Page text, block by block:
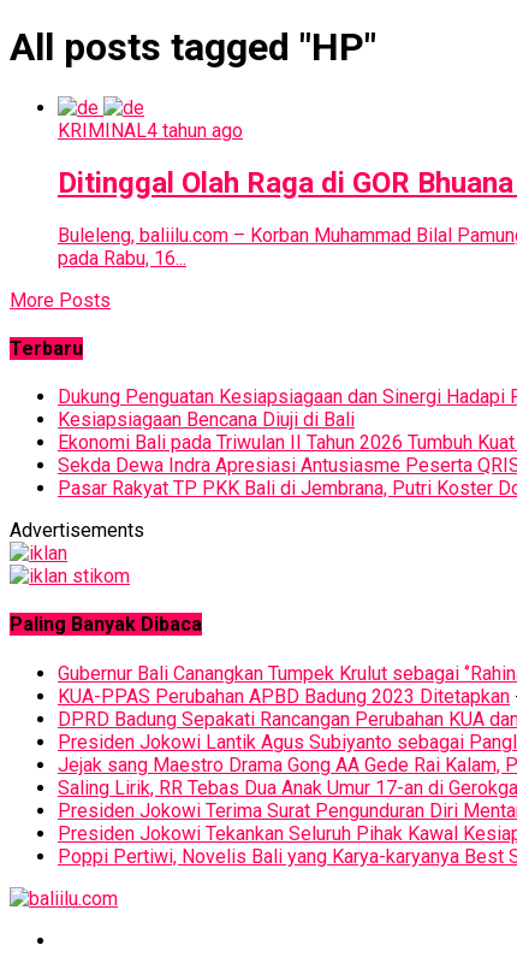
All posts tagged "HP"
KRIMINAL4 tahun ago
Ditinggal Olah Raga di GOR
Buleleng, baliilu.com – Korban Muhammad Bilal
pada Rabu, 16...
More Posts
Terbaru
Dukung Penguatan Kesiapsiagaan dan Sinergi
Kesiapsiagaan Bencana Diuji di Bali
Ekonomi Bali pada Triwulan II Tahun 2026 Tumbuh
Sekda Dewa Indra Apresiasi Antusiasme Peserta
Pasar Rakyat TP PKK Bali di Jembrana, Putri Koster
Advertisements
Paling Banyak Dibaca
Gubernur Bali Canangkan Tumpek Krulut sebagai
KUA-PPAS Perubahan APBD Badung 2023 Ditetapkan
DPRD Badung Sepakati Rancangan Perubahan KUA
Presiden Jokowi Lantik Agus Subiyanto sebagai
Jejak sang Maestro Drama Gong AA Gede Rai Kalam,
Saling Lirik, RR Tebas Dua Anak Umur 17-an di
Presiden Jokowi Terima Surat Pengunduran Diri
Presiden Jokowi Tekankan Seluruh Pihak Kawal
Poppi Pertiwi, Novelis Bali yang Karya-karyanya Best